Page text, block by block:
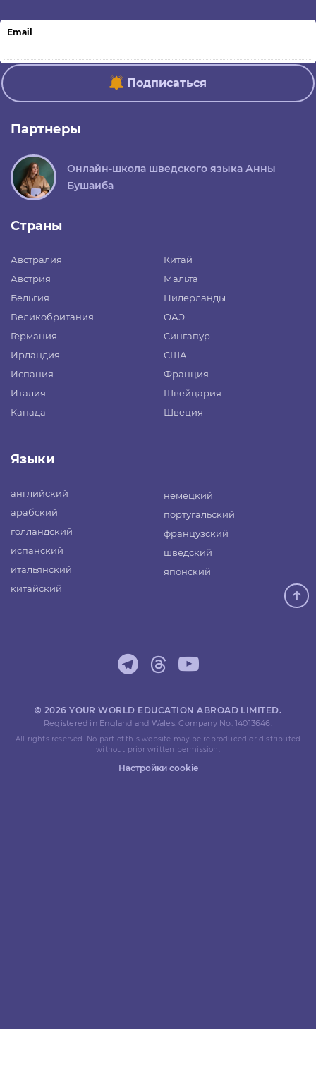
Email
Подписаться
Партнеры
Онлайн-школа шведского языка Анны
Бушаиба
Страны
Австралия
Австрия
Бельгия
Великобритания
Германия
Ирландия
Испания
Италия
Канада
Китай
Мальта
Нидерланды
ОАЭ
Сингапур
США
Франция
Швейцария
Швеция
Языки
английский
арабский
голландский
испанский
итальянский
китайский
немецкий
португальский
французский
шведский
японский
© 2026 YOUR WORLD EDUCATION ABROAD LIMITED.
Registered in England and Wales. Company No. 14013646.
All rights reserved. No part of this website may be reproduced or distributed
without prior written permission.
Настройки cookie